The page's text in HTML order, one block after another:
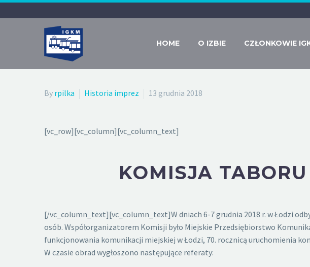
HOME O IZBIE CZŁONKOWIE
By rpilka Historia imprez 13 grudnia 2018
[vc_row][vc_column][vc_column_text]
KOMISJA
[/vc_column_text][vc_column_text]W dniach 6-7 grudnia 2018 r. w Łodzi
osób. Współorganizatorem Komisji było Miejskie Przedsiębiorstwo
funkcjonowania komunikacji miejskiej w Łodzi, 70. rocznicą uruchomienia
W czasie obrad wygłoszono następujące referaty: